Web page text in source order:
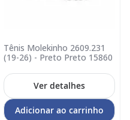
Tênis Molekinho 2609.231
(19-26) - Preto Preto 15860
Ver detalhes
Adicionar ao carrinho